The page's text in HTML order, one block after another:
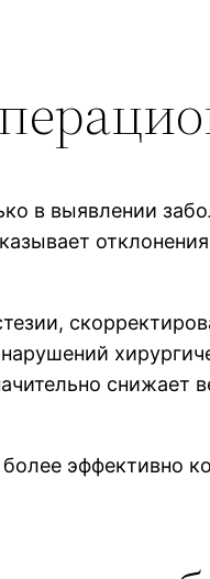
в выявлении
снижает
эффективно